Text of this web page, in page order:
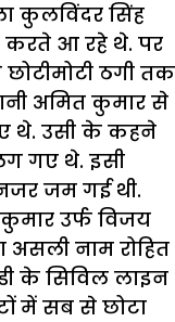
कुलविंदर सिंह
करते आ रहे थे. पर
ठगी तक
अमित कुमार से
थे. उसी के कहने
गए थे. इसी
जम गई थी.
उर्फ विजय
असली नाम रोहित
के सिविल लाइन
में सब से छोटा